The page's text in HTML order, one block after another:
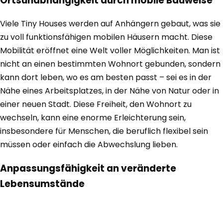
Viele Tiny Houses werden auf Anhängern gebaut, was sie
zu voll funktionsfähigen mobilen Häusern macht. Diese
Mobilität eröffnet eine Welt voller Möglichkeiten. Man ist
nicht an einen bestimmten Wohnort gebunden, sondern
kann dort leben, wo es am besten passt – sei es in der
Nähe eines Arbeitsplatzes, in der Nähe von Natur oder in
einer neuen Stadt. Diese Freiheit, den Wohnort zu
wechseln, kann eine enorme Erleichterung sein,
insbesondere für Menschen, die beruflich flexibel sein
müssen oder einfach die Abwechslung lieben.
Anpassungsfähigkeit an veränderte
Lebensumstände